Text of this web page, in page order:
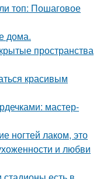
топ: Пошаговое
дома.
пространства
красивым
мастер-
ногтей лаком, это
и любви